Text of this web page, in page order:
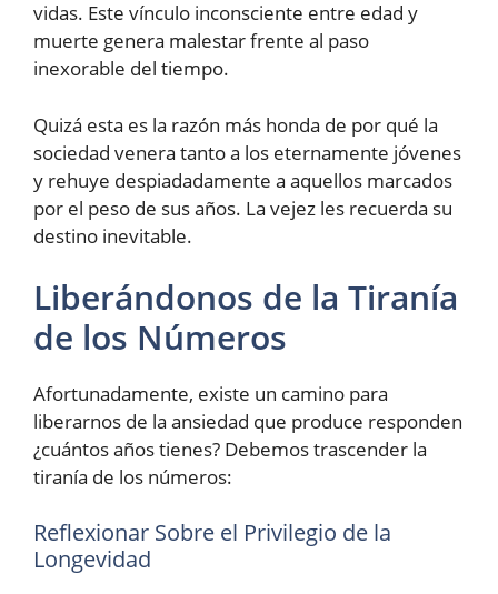
vidas. Este vínculo inconsciente entre edad y
muerte genera malestar frente al paso
inexorable del tiempo.
Quizá esta es la razón más honda de por qué la
sociedad venera tanto a los eternamente jóvenes
y rehuye despiadadamente a aquellos marcados
por el peso de sus años. La vejez les recuerda su
destino inevitable.
Liberándonos de la Tiranía
de los Números
Afortunadamente, existe un camino para
liberarnos de la ansiedad que produce responden
¿cuántos años tienes? Debemos trascender la
tiranía de los números:
Reflexionar Sobre el Privilegio de la
Longevidad